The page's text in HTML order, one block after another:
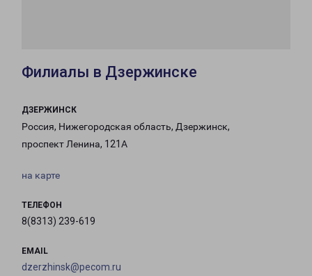
Филиалы в Дзержинске
ДЗЕРЖИНСК
Россия, Нижегородская область, Дзержинск,
проспект Ленина, 121А
на карте
ТЕЛЕФОН
8(8313) 239-619
EMAIL
dzerzhinsk@pecom.ru